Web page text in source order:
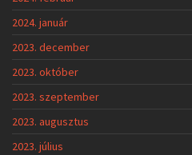
2024. január
2023. december
2023. október
2023. szeptember
2023. augusztus
2023. július